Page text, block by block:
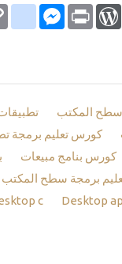
Messenger Print
WordPress
سطح المكتب
كورس تعليم برمجة
كورس بنامج مبيعات
برمجة سطح المكتب
c Desktop